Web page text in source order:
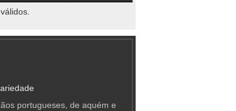
portugueses, de aquém e